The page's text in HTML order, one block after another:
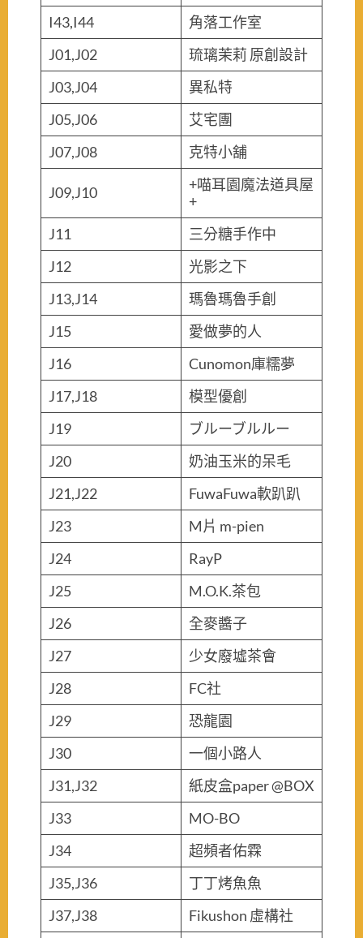
I43,I44
角落工作室
J01,J02
琉璃茉莉 原創設計
J03,J04
異私特
J05,J06
艾宅團
J07,J08
克特小舖
J09,J10
+喵耳園魔法道具屋
+
J11
三分糖手作中
J12
光影之下
J13,J14
瑪魯瑪魯手創
J15
愛做夢的人
J16
Cunomon庫糯夢
J17,J18
模型優創
J19
ブルーブルルー
J20
奶油玉米的呆毛
J21,J22
FuwaFuwa軟趴趴
J23
M片 m-pien
J24
RayP
J25
M.O.K.茶包
J26
全麥醬子
J27
少女廢墟茶會
J28
FC社
J29
恐龍園
J30
一個小路人
J31,J32
紙皮盒paper @BOX
J33
MO-BO
J34
超頻者佑霖
J35,J36
丁丁烤魚魚
J37,J38
Fikushon 虛構社